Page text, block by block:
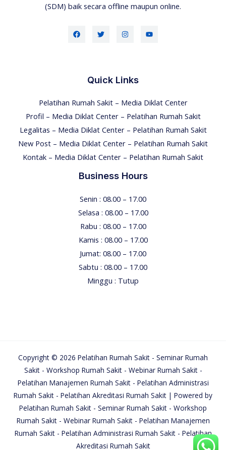
(SDM) baik secara offline maupun online.
Quick Links
Pelatihan Rumah Sakit – Media Diklat Center
Profil – Media Diklat Center – Pelatihan Rumah Sakit
Legalitas – Media Diklat Center – Pelatihan Rumah Sakit
New Post – Media Diklat Center – Pelatihan Rumah Sakit
Kontak – Media Diklat Center – Pelatihan Rumah Sakit
Business Hours
Senin : 08.00 – 17.00
Selasa : 08.00 – 17.00
Rabu : 08.00 – 17.00
Kamis : 08.00 – 17.00
Jumat: 08.00 – 17.00
Sabtu : 08.00 – 17.00
Minggu : Tutup
Copyright © 2026 Pelatihan Rumah Sakit - Seminar Rumah
Sakit - Workshop Rumah Sakit - Webinar Rumah Sakit -
Pelatihan Manajemen Rumah Sakit - Pelatihan Administrasi
Rumah Sakit - Pelatihan Akreditasi Rumah Sakit | Powered by
Pelatihan Rumah Sakit - Seminar Rumah Sakit - Workshop
Rumah Sakit - Webinar Rumah Sakit - Pelatihan Manajemen
Rumah Sakit - Pelatihan Administrasi Rumah Sakit - Pelatihan
Akreditasi Rumah Sakit